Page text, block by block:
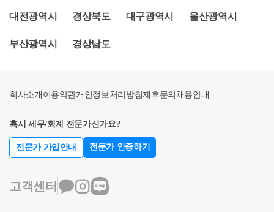
과 합가함에 따라 갑주택 양도 당시 1세대 3주택이 된
지 아니하는 것임★주요 경력- 약 85,000건 이상의 세
기 1위 (약 3,700건 이상 상담)- 전문가 플랫폼 '아하커
플랫폼 '아하 QnA' 세무/회계 1위 (약 75,000건 이상 답
변 및 337만건 이상 공유)- KB금융 콘텐츠 필진- 한국
경제필진- 서울시 마을세무사- ㈜코스맥스 세무팀- ㈜
인 넥스트
유자 및 그 배우자와 그들과 생계를 같이하는 가족으
세법 시행령 제1조의2【세대의 범위】⑤동거봉양(同
경우에는 제1항에도 불구하고 합가한 날부터 10년 동
10년의 기간 중에서 60세 이상인 기간 동안) 주택 또는
본다나. 관련 해석사례○ 종합부동산세과-27, 2009.10.2
6.60세이상의 직계존속을 동거봉양하기 위하여 합가
상으로는 조건만 맞으면 동거봉양으로 봅니다.세부적
이상 직계존속과 세대합가를 한 경우, 10년이내 1주택
합가 당시 만 60세 이상이어야 하며,직계존속 중 1인만
함- 시부모, 장인/장모와 세대합가 해도 적용이 되는 것
입니다.③ 60세 미만이라도 중증질환자는 포함 (2019.
2.12 이후)- 2019년 개정으로 추가된 항목입니다. 당초
결핵등 중증질환을 가진 직계존속의 경우는 60세가 안
대전광역시 경상북도 대구광역시 울산광역시
부산광역시 경상남도
회사소개 이용약관개인정보처리방침제휴문의 채용안내
혹시 세무/회계 전문가신가요?
전문가 가입안내 전문가 인증하기
고객센터